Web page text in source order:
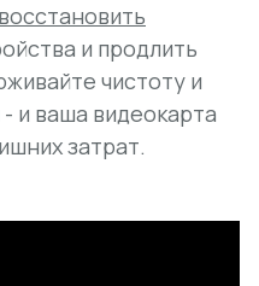
восстановить
и продлить
чистоту и
и ваша видеокарта
затрат.